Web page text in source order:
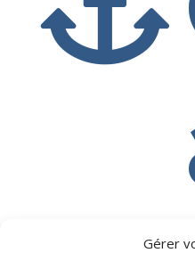
Gérer